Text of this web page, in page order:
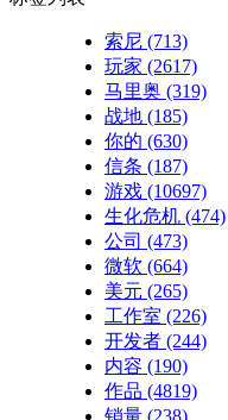
索尼 (713)
玩家 (2617)
马里奥 (319)
战地 (185)
你的 (630)
信条 (187)
游戏 (10697)
生化危机 (474)
公司 (473)
微软 (664)
美元 (265)
工作室 (226)
开发者 (244)
内容 (190)
作品 (4819)